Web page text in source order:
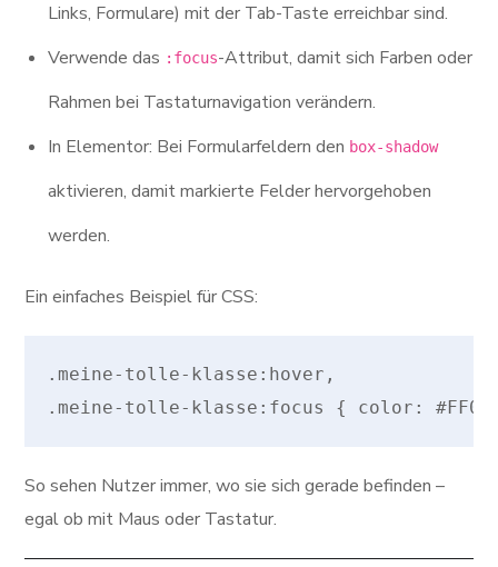
Links, Formulare) mit der Tab-Taste erreichbar sind.
Verwende das :focus-Attribut, damit sich Farben oder
Rahmen bei Tastaturnavigation verändern.
In Elementor: Bei Formularfeldern den box-shadow
aktivieren, damit markierte Felder hervorgehoben
werden.
Ein einfaches Beispiel für CSS:
.meine-tolle-klasse:hover,
So sehen Nutzer immer, wo sie sich gerade befinden –
egal ob mit Maus oder Tastatur.